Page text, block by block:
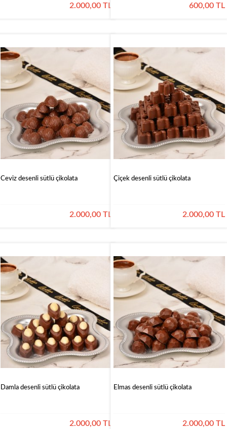
2.000,00 TL 600,00 TL
Ceviz desenli sütlü çikolata
2.000,00 TL
Çiçek desenli sütlü çikolata
2.000,00 TL
Damla desenli sütlü çikolata
2.000,00 TL
Elmas desenli sütlü çikolata
2.000,00 TL